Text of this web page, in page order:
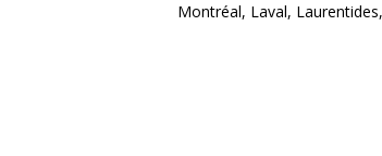
Montréal, Laval,